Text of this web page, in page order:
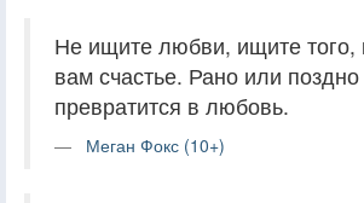
Не ищите любви, ищите того,
вам счастье. Рано или поздно
превратится в любовь.
Меган Фокс (10+)